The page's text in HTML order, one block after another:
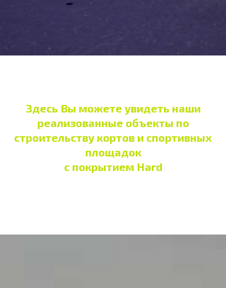
Здесь Вы можете увидеть наши
реализованные объекты по
строительству кортов и спортивных
площадок
с покрытием Hard